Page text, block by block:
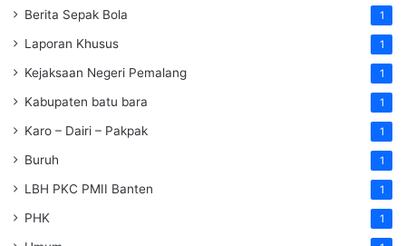
Berita Sepak Bola 1
Laporan Khusus 1
Kejaksaan Negeri Pemalang 1
Kabupaten batu bara 1
Karo – Dairi – Pakpak 1
Buruh 1
LBH PKC PMII Banten 1
PHK 1